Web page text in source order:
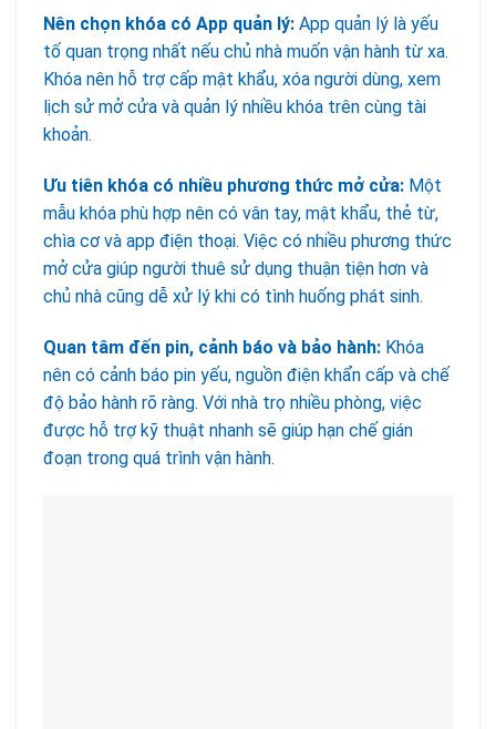
Nên chọn khóa có App quản lý: App quản lý là yếu
tố quan trọng nhất nếu chủ nhà muốn vận hành từ xa.
Khóa nên hỗ trợ cấp mật khẩu, xóa người dùng, xem
lịch sử mở cửa và quản lý nhiều khóa trên cùng tài
khoản.
Ưu tiên khóa có nhiều phương thức mở cửa: Một
mẫu khóa phù hợp nên có vân tay, mật khẩu, thẻ từ,
chìa cơ và app điện thoại. Việc có nhiều phương thức
mở cửa giúp người thuê sử dụng thuận tiện hơn và
chủ nhà cũng dễ xử lý khi có tình huống phát sinh.
Quan tâm đến pin, cảnh báo và bảo hành: Khóa
nên có cảnh báo pin yếu, nguồn điện khẩn cấp và chế
độ bảo hành rõ ràng. Với nhà trọ nhiều phòng, việc
được hỗ trợ kỹ thuật nhanh sẽ giúp hạn chế gián
đoạn trong quá trình vận hành.